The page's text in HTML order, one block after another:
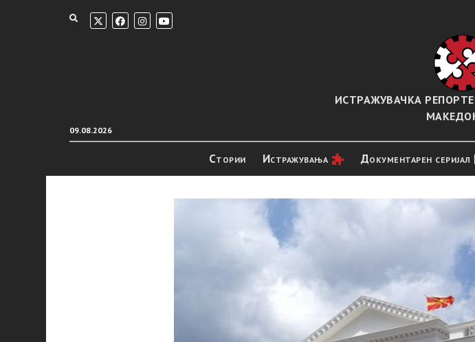
09.08.2026
ИСТРАЖУВАЧКА
Стории Истражувањa Документарен серијал